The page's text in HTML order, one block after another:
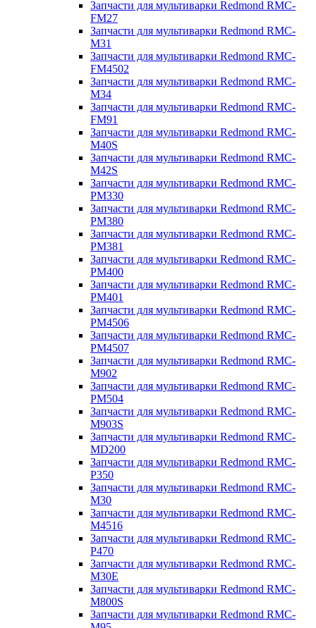
Запчасти для мультиварки Redmond RMC-
FM27
Запчасти для мультиварки Redmond RMC-
M31
Запчасти для мультиварки Redmond RMC-
FM4502
Запчасти для мультиварки Redmond RMC-
M34
Запчасти для мультиварки Redmond RMC-
FM91
Запчасти для мультиварки Redmond RMC-
M40S
Запчасти для мультиварки Redmond RMC-
M42S
Запчасти для мультиварки Redmond RMC-
PM330
Запчасти для мультиварки Redmond RMC-
PM380
Запчасти для мультиварки Redmond RMC-
PM381
Запчасти для мультиварки Redmond RMC-
PM400
Запчасти для мультиварки Redmond RMC-
PM401
Запчасти для мультиварки Redmond RMC-
PM4506
Запчасти для мультиварки Redmond RMC-
PM4507
Запчасти для мультиварки Redmond RMC-
M902
Запчасти для мультиварки Redmond RMC-
PM504
Запчасти для мультиварки Redmond RMC-
M903S
Запчасти для мультиварки Redmond RMC-
MD200
Запчасти для мультиварки Redmond RMC-
P350
Запчасти для мультиварки Redmond RMC-
M30
Запчасти для мультиварки Redmond RMC-
M4516
Запчасти для мультиварки Redmond RMC-
P470
Запчасти для мультиварки Redmond RMC-
M30E
Запчасти для мультиварки Redmond RMC-
M800S
Запчасти для мультиварки Redmond RMC-